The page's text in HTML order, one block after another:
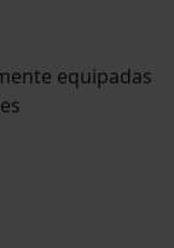
equipadas